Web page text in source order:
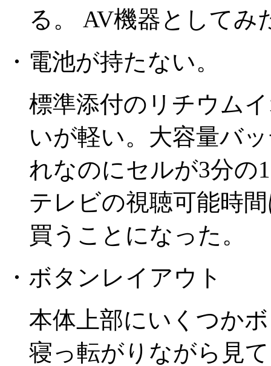
る。 AV機器としてみ
・電池が持たない。
標準添付のリチウム
いが軽い。大容量バ
れなのにセルが3分の
テレビの視聴可能時
買うことになった。
・ボタンレイアウト
本体上部にいくつか
寝っ転がりながら見